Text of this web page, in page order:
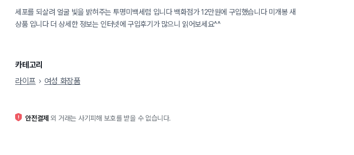
세포를 되살려 얼굴 빛을 밝혀주는 투명미백세럼 입니다 백화점가 12만원에 구입했습니다 미개봉 새
상품 입니다 더 상세한 정보는 인터넷에 구입후기가 많으니 읽어보세요^^
카테고리
라이프
여성 화장품
안전결제 외 거래는 사기피해 보호를 받을 수 없습니다.